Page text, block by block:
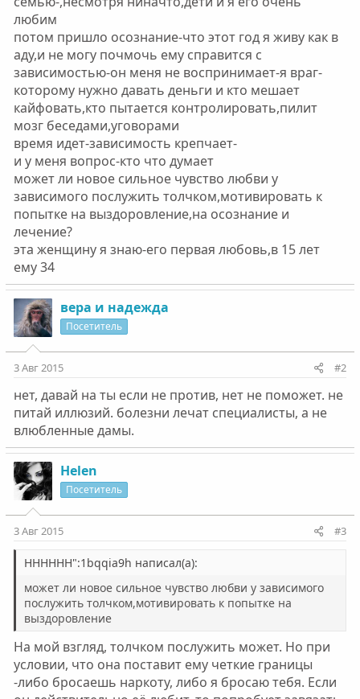
любим
потом пришло осознание-что этот год я живу как в
аду,и не могу почмочь ему справится с
зависимостью-он меня не воспринимает-я враг-
которому нужно давать деньги и кто мешает
кайфовать,кто пытается контролировать,пилит
мозг беседами,уговорами
время идет-зависимость крепчает-
и у меня вопрос-кто что думает
может ли новое сильное чувство любви у
зависимого послужить толчком,мотивировать к
попытке на выздоровление,на осознание и
лечение?
эта женщину я знаю-его первая любовь,в 15 лет
ему 34
вера и надежда
Посетитель
3 Авг 2015 #2
нет, давай на ты если не против, нет не поможет. не
питай иллюзий. болезни лечат специалисты, а не
влюбленные дамы.
Helen
Посетитель
3 Авг 2015 #3
НННННН":1bqqia9h написал(а):
может ли новое сильное чувство любви у зависимого
послужить толчком,мотивировать к попытке на
выздоровление
На мой взгляд, толчком послужить может. Но при
условии, что она поставит ему четкие границы
-либо бросаешь наркоту, либо я бросаю тебя. Если